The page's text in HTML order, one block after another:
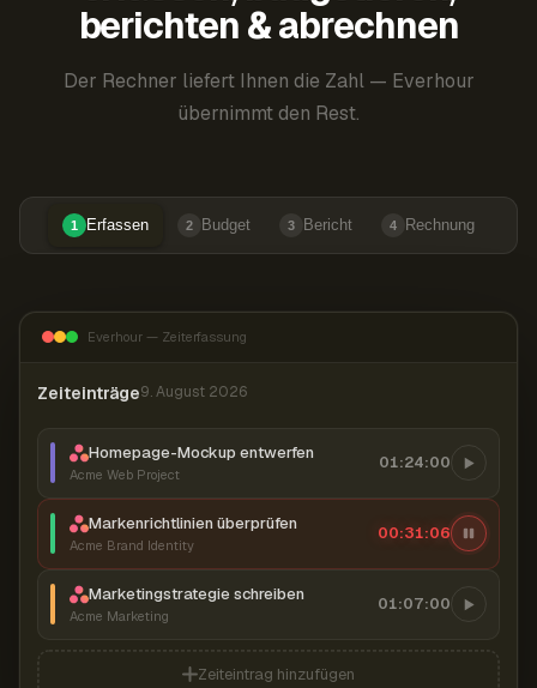
berichten & abrechnen
Der Rechner liefert Ihnen die Zahl — Everhour
übernimmt den Rest.
1 Erfassen 2 Budget 3 Bericht 4 Rechnung
Everhour — Zeiterfassung
Zeiteinträge9. August 2026
Homepage-Mockup entwerfen
Acme Web Project
01:24:00
Markenrichtlinien überprüfen
Acme Brand Identity
00:31:07
Marketingstrategie schreiben
Acme Marketing
01:07:00
Zeiteintrag hinzufügen